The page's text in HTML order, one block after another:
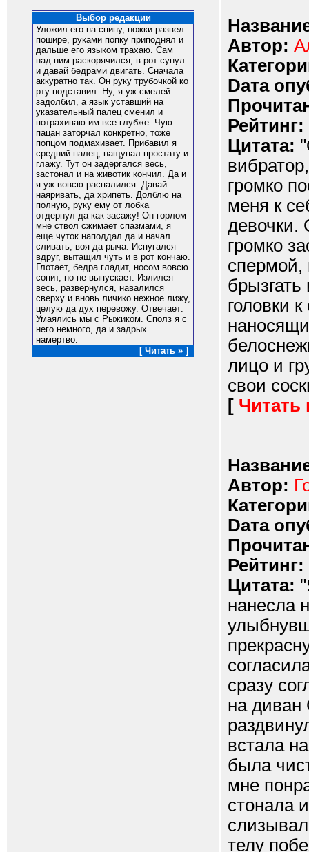
Выбор редакции
Уложил его на спину, ножки развел
пошире, руками попку приподнял и
дальше его языком трахаю. Сам
над ним раскорячился, в рот сунул
и давай бедрами двигать. Сначала
аккуратно так. Он руку трубочкой ко
рту подставил. Ну, я уж смелей
задолбил, а язык уставший на
указательный палец сменил и
потрахиваю им все глубже. Чую
пацан заторчал конкретно, тоже
попцом подмахивает. Прибавил я
средний палец, нащупал простату и
глажу. Тут он задергался весь,
застонал и на животик кончил. Да и
я уж вовсю распалился. Давай
наяривать, да хрипеть. Долблю на
полную, руку ему от лобка
отдернул да как засажу! Он горлом
мне ствол сжимает спазмами, я
еще чуток наподдал да и начал
сливать, воя да рыча. Испугался
вдруг, вытащил чуть и в рот кончаю.
Глотает, бедра гладит, носом вовсю
сопит, но не выпускает. Излился
весь, развернулся, навалился
сверху и вновь личико нежное лижу,
целую да дух перевожу. Отвечает:
Умаялись мы с Рыжиком. Сполз я с
него немного, да и задрых
намертво:
[ Читать » ]
Автор:
Dата
Рейтинг:
Цитата:
громко
меня к
девочки.
громко
спермой,
головки
лицо и
свои
[ Читать
Автор:
Dата
Рейтинг:
Цитата:
нанесла
сразу
на диван
встала
была
мне
стонала
телу